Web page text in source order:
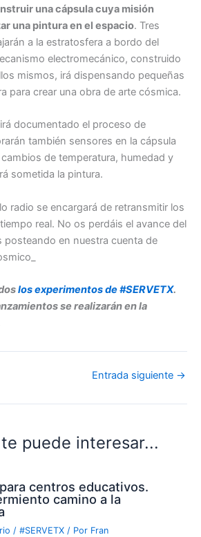
una cápsula cuya misión
una pintura en el espacio. Tres
a la estratosfera a bordo del
electromecánico, construido
mismos, irá dispensando pequeñas
para crear una obra de arte cósmica.
documentado el proceso de
también sensores en la cápsula
de temperatura, humedad y
sometida la pintura.
radio se encargará de retransmitir los
real. No os perdáis el avance del
posteando en nuestra cuenta de
los experimentos de #SERVETX.
se realizarán en la
Entrada siguiente →
puede interesar...
centros educativos.
camino a la
/#SERVETX / Por Fran